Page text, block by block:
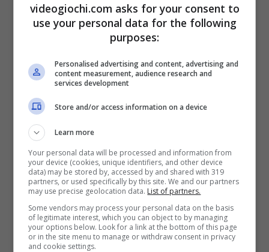
Fonte:Dsogaming
videogiochi.com asks for your consent to
use your personal data for the following
purposes:
Personalised advertising and content, advertising and
content measurement, audience research and
services development
Store and/or access information on a device
Learn more
Your personal data will be processed and information from
your device (cookies, unique identifiers, and other device
data) may be stored by, accessed by and shared with 319
partners, or used specifically by this site. We and our partners
may use precise geolocation data. List of partners.
Some vendors may process your personal data on the basis
of legitimate interest, which you can object to by managing
your options below. Look for a link at the bottom of this page
or in the site menu to manage or withdraw consent in privacy
and cookie settings.